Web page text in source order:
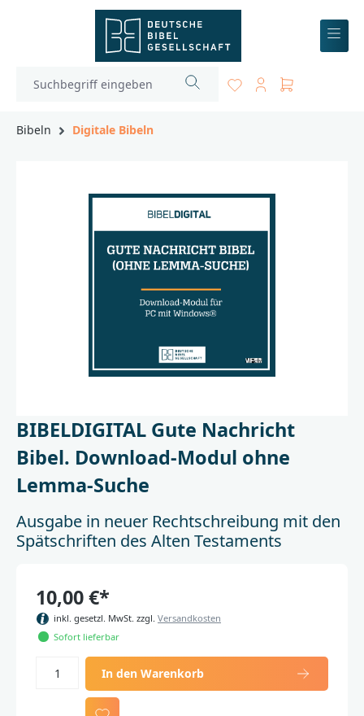
Bibeln Digitale Bibeln
BIBELDIGITAL Gute Nachricht
Bibel. Download-Modul ohne
Lemma-Suche
Ausgabe in neuer Rechtschreibung mit den
Spätschriften des Alten Testaments
10,00 €*
inkl. gesetzl. MwSt. zzgl. Versandkosten
Sofort lieferbar
In den Warenkorb